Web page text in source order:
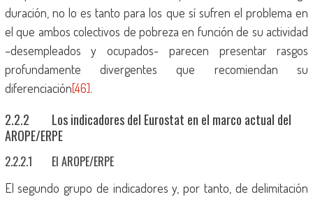
duración, no lo es tanto para los que sí sufren el problema en
el que ambos colectivos de pobreza en función de su actividad
–desempleados y ocupados- parecen presentar rasgos
profundamente divergentes que recomiendan su
diferenciación[46].
2.2.2 Los indicadores del Eurostat en el marco actual del
AROPE/ERPE
2.2.2.1 El AROPE/ERPE
El segundo grupo de indicadores y, por tanto, de delimitación